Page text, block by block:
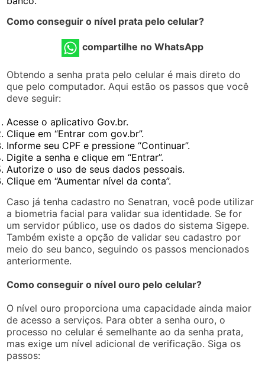
Como conseguir o nível prata pelo celular?
compartilhe no WhatsApp
Obtendo a senha prata pelo celular é mais direto do
que pelo computador. Aqui estão os passos que você
deve seguir:
Acesse o aplicativo Gov.br.
Clique em “Entrar com gov.br”.
Informe seu CPF e pressione “Continuar”.
Digite a senha e clique em “Entrar”.
Autorize o uso de seus dados pessoais.
Clique em “Aumentar nível da conta”.
Caso já tenha cadastro no Senatran, você pode utilizar
a biometria facial para validar sua identidade. Se for
um servidor público, use os dados do sistema Sigepe.
Também existe a opção de validar seu cadastro por
meio do seu banco, seguindo os passos mencionados
anteriormente.
Como conseguir o nível ouro pelo celular?
O nível ouro proporciona uma capacidade ainda maior
de acesso a serviços. Para obter a senha ouro, o
processo no celular é semelhante ao da senha prata,
mas exige um nível adicional de verificação. Siga os
passos: